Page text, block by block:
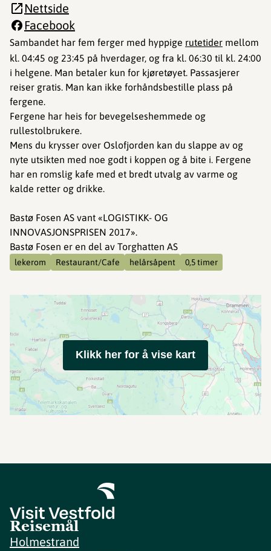
Sambandet har fem ferger med hyppige rutetider mellom
kl. 04:45 og 23:45 på hverdager, og fra kl. 06:30 til kl. 24:00
i helgene. Man betaler kun for kjøretøyet. Passasjerer
reiser gratis. Man kan ikke forhåndsbestille plass på
fergene.
Fergene har heis for bevegelseshemmede og
rullestolbrukere.
Mens du krysser over Oslofjorden kan du slappe av og
nyte utsikten med noe godt i koppen og å bite i. Fergene
har en romslig kafe med et bredt utvalg av varme og
kalde retter og drikke.
Bastø Fosen AS vant «LOGISTIKK- OG
INNOVASJONSPRISEN 2017».
Bastø Fosen er en del av Torghatten AS
lekerom Restaurant/Cafe helårsåpent 0,5 timer
Nettside
Facebook
Klikk her for å vise kart
Reisemål
Holmestrand